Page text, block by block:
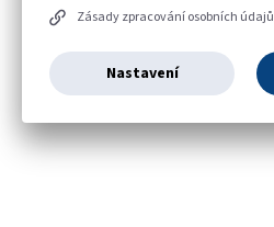
Zásady zpracování osobních údajů
Nastavení